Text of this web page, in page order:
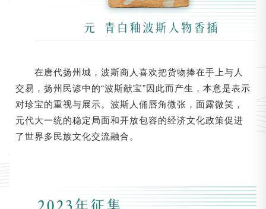
在唐代扬州城，波斯商人喜欢把货物捧在手上与人
交易，扬州民谚中的“波斯献宝”因此而产生，本意是表示
对珍宝的重视与展示。波斯人俑唇角微张，面露微笑，
元代大一统的稳定局面和开放包容的经济文化政策促进
了世界多民族文化交流融合。